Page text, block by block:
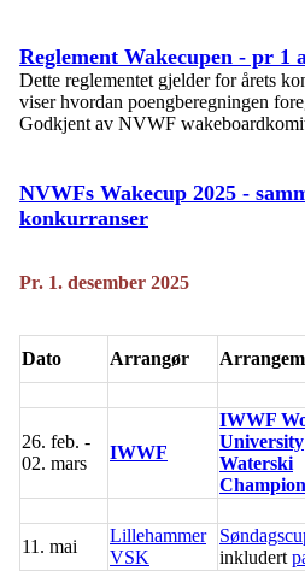
Reglement Wakecupen - pr 1
Dette reglementet gjelder for årets
viser hvordan poengberegningen
Godkjent av NVWF
NVWFs Wakecup 2025 -
konkurranser
Pr. 1. desember 2025
Dato Arrangør
26. feb. -
02. mars
IWWF
IWWF
University
Waterski
11. mai
Lillehammer
VSK
inkludert